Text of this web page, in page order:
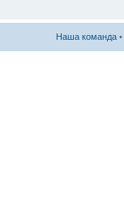
Наша команда •